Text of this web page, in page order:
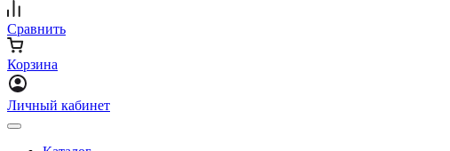
Сравнить
Корзина
Личный кабинет